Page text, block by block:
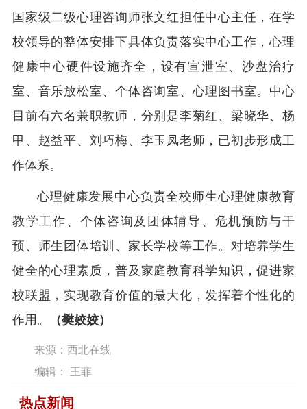
国家级二级心理咨询师张文红担任中心主任，在学
校领导的整体安排下具体负责落实中心工作，心理
健康中心硬件设施齐全，设有宣泄室、沙盘治疗
室、音乐放松室、个体咨询室、心理图书室。中心
目前有六名兼职教师，分别是李菊红、梁晓华、杨
甲、赵益平、刘巧梅、李玉凤老师，已初步形成工
作体系。
心理健康发展中心负责全校师生心理健康教育
教学工作、个体咨询及团体辅导、危机预防与干
预、师生团体培训、家长学校等工作。对培养学生
健全的心理素质，普及家庭教育科学知识，促进家
校联盟，实现教育价值的最大化，发挥着个性化的
作用。
（樊姣姣）
来源：西北在线
编辑： 王菲
热点新闻